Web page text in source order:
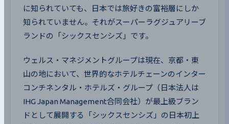
に知られていても、日本では旅好きの富裕層にしか
知られていません。それがスーパーラグジュアリーブ
ランドの「シックスセンシズ」です。
ウェルス・マネジメントグループは現在、京都・東
山の地において、世界的なホテルチェーンのインター
コンチネンタル・ホテルズ・グループ（日本法人は
IHG Japan Management合同会社）が最上級ブラン
ドとして展開する「シックスセンシズ」の日本初上